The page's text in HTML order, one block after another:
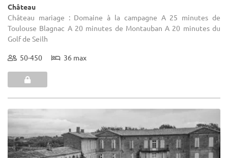
Château
Château mariage : Domaine à la campagne A 25 minutes de
Toulouse Blagnac A 20 minutes de Montauban A 20 minutes du
Golf de Seilh
50-450 36 max